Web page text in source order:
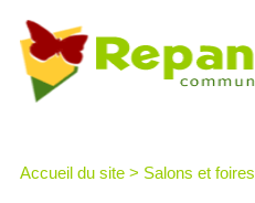
Accueil du site > Salons et foires